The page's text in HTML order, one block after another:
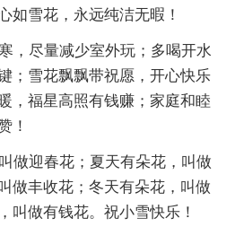
如雪花，永远纯洁无暇！
，尽量减少室外玩；多喝开水
；雪花飘飘带祝愿，开心快乐
，福星高照有钱赚；家庭和睦
！
做迎春花；夏天有朵花，叫做
做丰收花；冬天有朵花，叫做
叫做有钱花。祝小雪快乐！